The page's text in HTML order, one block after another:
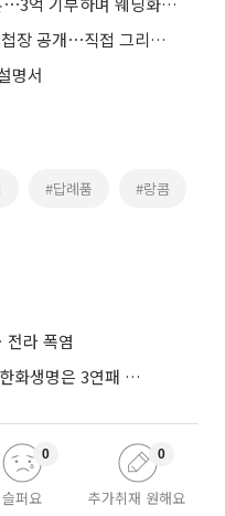
김우빈♥신민아, 12월 결혼 전 청첩장 공개⋯직접 그리고 직접 쓰다
명서
#답례품 #랑콤
라 폭염
젠지, 풀세트 끝 한화생명 제압⋯한화생명은 3연패 수렁
슬퍼요
0
추가취재 원해요
0